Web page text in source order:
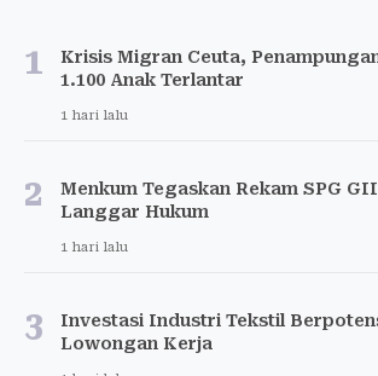
1
Krisis Migran Ceuta,
1.100 Anak Terlantar
1 hari lalu
2
Menkum Tegaskan Rekam SPG
Langgar Hukum
1 hari lalu
3
Investasi Industri Tekstil
Lowongan Kerja